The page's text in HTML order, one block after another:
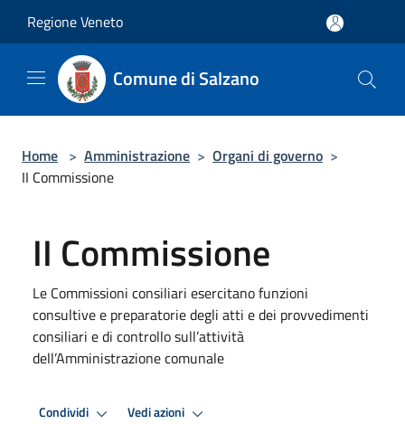
Regione Veneto
Comune di Salzano
Home > Amministrazione > Organi di governo >
II Commissione
II Commissione
Le Commissioni consiliari esercitano funzioni
consultive e preparatorie degli atti e dei provvedimenti
consiliari e di controllo sull’attività
dell’Amministrazione comunale
Condividi Vedi azioni